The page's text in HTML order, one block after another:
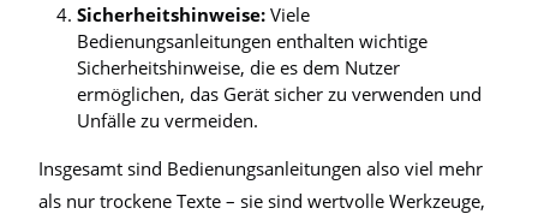
Sicherheitshinweise: Viele
Bedienungsanleitungen enthalten wichtige
Sicherheitshinweise, die es dem Nutzer
ermöglichen, das Gerät sicher zu verwenden und
Unfälle zu vermeiden.
Insgesamt sind Bedienungsanleitungen also viel mehr
als nur trockene Texte – sie sind wertvolle Werkzeuge,